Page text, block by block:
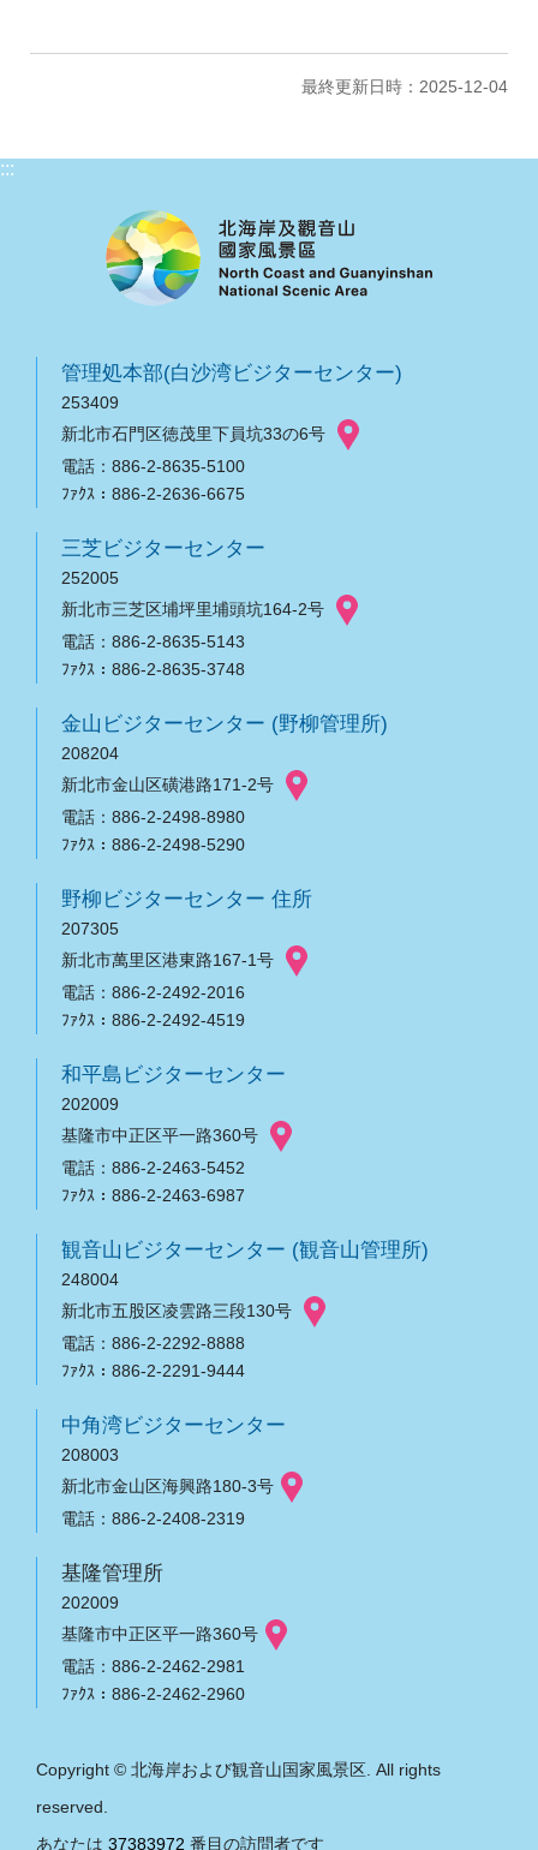
最終更新日時：2025-12-04
:::
管理処本部(白沙湾ビジターセンター)
253409
新北市石門区徳茂里下員坑33の6号
電話：886-2-8635-5100
ﾌｧｸｽ：886-2-2636-6675
三芝ビジターセンター
252005
新北市三芝区埔坪里埔頭坑164-2号
電話：886-2-8635-5143
ﾌｧｸｽ：886-2-8635-3748
金山ビジターセンター (野柳管理所)
208204
新北市金山区磺港路171-2号
電話：886-2-2498-8980
ﾌｧｸｽ：886-2-2498-5290
野柳ビジターセンター 住所
207305
新北市萬里区港東路167-1号
電話：886-2-2492-2016
ﾌｧｸｽ：886-2-2492-4519
和平島ビジターセンター
202009
基隆市中正区平一路360号
電話：886-2-2463-5452
ﾌｧｸｽ：886-2-2463-6987
観音山ビジターセンター (観音山管理所)
248004
新北市五股区凌雲路三段130号
電話：886-2-2292-8888
ﾌｧｸｽ：886-2-2291-9444
中角湾ビジターセンター
208003
新北市金山区海興路180-3号
電話：886-2-2408-2319
基隆管理所
202009
基隆市中正区平一路360号
電話：886-2-2462-2981
ﾌｧｸｽ：886-2-2462-2960
Copyright © 北海岸および観音山国家風景区. All rights
reserved.
あなたは 37383972 番目の訪問者です